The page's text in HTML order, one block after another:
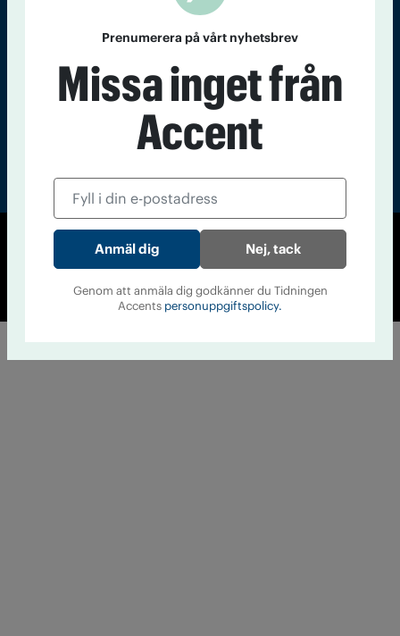
© Tidningen Accent 2026
Prenumerera på vårt nyhetsbrev
Missa inget från
Accent
Nej, tack
Genom att anmäla dig godkänner du Tidningen
Accents personuppgiftspolicy.